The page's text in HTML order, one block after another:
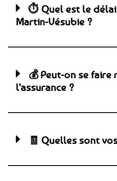
⏱️ Quel est le délai
Martin-Vésubie ?
💰 Peut-on se
l'assurance ?
🧾 Quelles sont